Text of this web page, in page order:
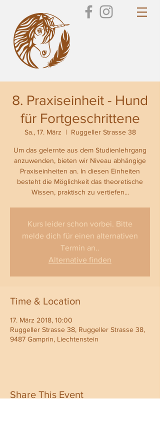
8. Praxiseinheit - Hund
für Fortgeschrittene
Sa., 17. März
  |
Ruggeller Strasse 38
Um das gelernte aus dem Studienlehrgang
anzuwenden, bieten wir Niveau abhängige
Praxiseinheiten an. In diesen Einheiten
besteht die Möglichkeit das theoretische
Wissen, praktisch zu vertiefen...
Kurs leider schon vorbei. Bitte
melde dich für einen alternativen
Termin an..
Alternative finden
Time & Location
17. März 2018, 10:00
Ruggeller Strasse 38, Ruggeller Strasse 38,
9487 Gamprin, Liechtenstein
Share This Event